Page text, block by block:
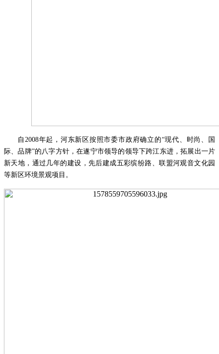
自 2008年起，河东新区按照市委市政府确立的“现代、时尚、国
际、品牌”的八字方针，在遂宁市领导的领导下跨江东进，拓展出一片
新天地，通过几年的建设，先后建成五彩缤纷路、联盟河观音文化园
等新区环境景观项目。